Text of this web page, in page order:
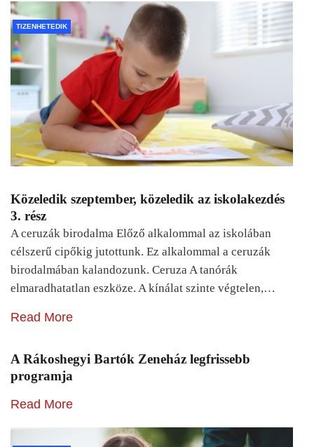
TIZENHETEDIK
Közeledik szeptember, közeledik az iskolakezdés
3. rész
A ceruzák birodalma Előző alkalommal az iskolában
célszerű cipőkig jutottunk. Ez alkalommal a ceruzák
birodalmában kalandozunk. Ceruza A tanórák
elmaradhatatlan eszköze. A kínálat szinte végtelen,…
Read More
A Rákoshegyi Bartók Zeneház legfrissebb
programja
Read More